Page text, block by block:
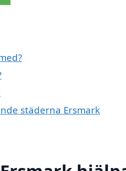
städerna Ersmark